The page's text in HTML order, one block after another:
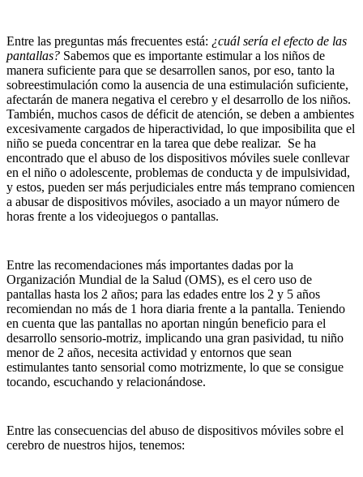
Entre las preguntas más frecuentes está: ¿cuál sería el efecto de las
pantallas? Sabemos que es importante estimular a los niños de
manera suficiente para que se desarrollen sanos, por eso, tanto la
sobreestimulación como la ausencia de una estimulación suficiente,
afectarán de manera negativa el cerebro y el desarrollo de los niños.
También, muchos casos de déficit de atención, se deben a ambientes
excesivamente cargados de hiperactividad, lo que imposibilita que el
niño se pueda concentrar en la tarea que debe realizar. Se ha
encontrado que el abuso de los dispositivos móviles suele conllevar
en el niño o adolescente, problemas de conducta y de impulsividad,
y estos, pueden ser más perjudiciales entre más temprano comiencen
a abusar de dispositivos móviles, asociado a un mayor número de
horas frente a los videojuegos o pantallas.
Entre las recomendaciones más importantes dadas por la
Organización Mundial de la Salud (OMS), es el cero uso de
pantallas hasta los 2 años; para las edades entre los 2 y 5 años
recomiendan no más de 1 hora diaria frente a la pantalla. Teniendo
en cuenta que las pantallas no aportan ningún beneficio para el
desarrollo sensorio-motriz, implicando una gran pasividad, tu niño
menor de 2 años, necesita actividad y entornos que sean
estimulantes tanto sensorial como motrizmente, lo que se consigue
tocando, escuchando y relacionándose.
Entre las consecuencias del abuso de dispositivos móviles sobre el
cerebro de nuestros hijos, tenemos: